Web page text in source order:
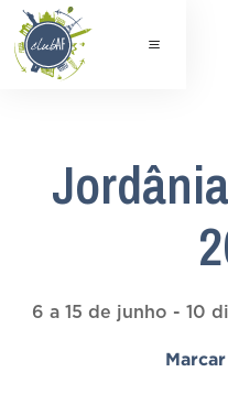
6 a 15 de junho - 10